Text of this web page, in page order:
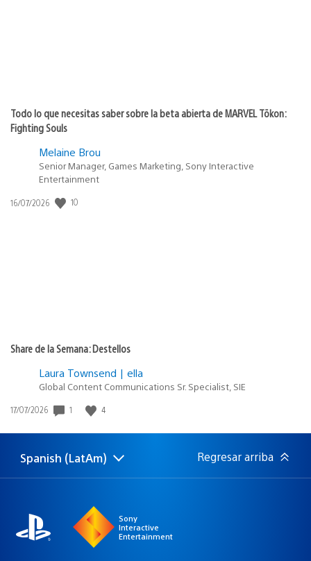
Todo lo que necesitas saber sobre la beta abierta de MARVEL Tōkon:
Fighting Souls
Melaine Brou
Senior Manager, Games Marketing, Sony Interactive
Entertainment
Fecha
16/07/2026 10
Share de la Semana: Destellos
Laura Townsend | ella
Global Content Communications Sr. Specialist, SIE
Fecha
publicación:
17/07/2026 1 4
Elige
una
Región
actual:
Spanish (LatAm) Regresar arriba
Sony
Interactive
Entertainment